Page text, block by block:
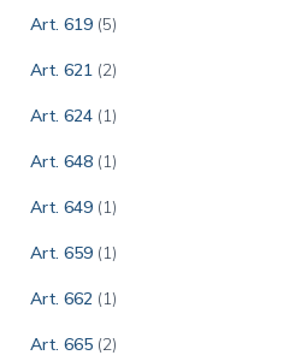
Art. 619 (5)
Art. 621 (2)
Art. 624 (1)
Art. 648 (1)
Art. 649 (1)
Art. 659 (1)
Art. 662 (1)
Art. 665 (2)